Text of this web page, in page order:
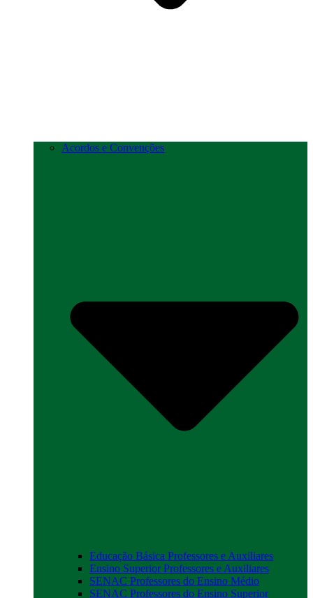
Acordos e Convenções
Educação Básica Professores e Auxiliares
Ensino Superior Professores e Auxiliares
SENAC Professores do Ensino Médio
SENAC Professores do Ensino Superior